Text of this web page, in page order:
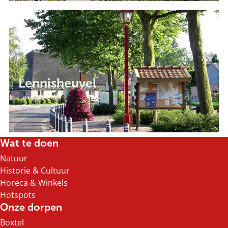
Lennisheuvel
L
i
s
h
e
u
v
e
l
Wat te doen
Natuur
Historie & Cultuur
Horeca & Winkels
Hotspots
Onze dorpen
Boxtel